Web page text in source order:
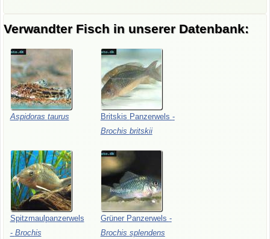
Verwandter Fisch in unserer Datenbank:
Aspidoras taurus Britskis Panzerwels -
Brochis britskii
Spitzmaulpanzerwels
- Brochis
Grüner Panzerwels -
Brochis splendens